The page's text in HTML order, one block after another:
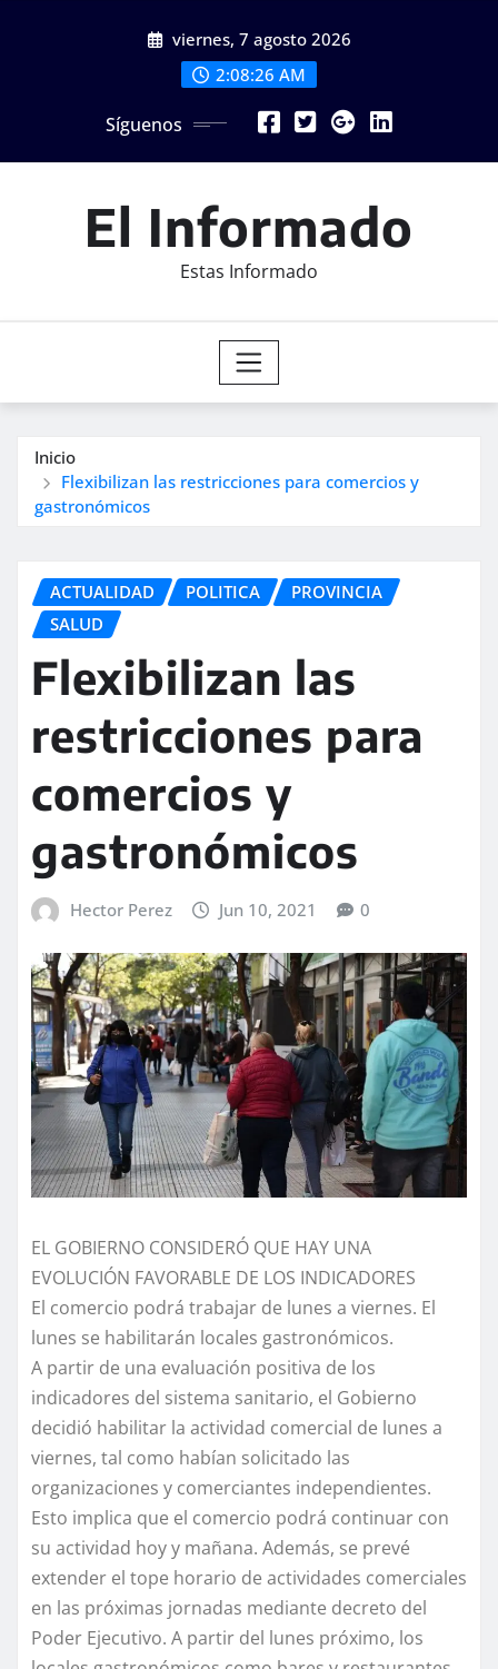
viernes, 7 agosto 2026
2:08:27 AM
Síguenos
El Informado
Estas Informado
Inicio
Flexibilizan las restricciones para comercios y
gastronómicos
ACTUALIDAD POLITICA
PROVINCIA
SALUD
Flexibilizan las
restricciones para
comercios y
gastronómicos
Hector Perez Jun 10, 2021 0
EL GOBIERNO CONSIDERÓ QUE HAY UNA
EVOLUCIÓN FAVORABLE DE LOS INDICADORES
El comercio podrá trabajar de lunes a viernes. El
lunes se habilitarán locales gastronómicos.
A partir de una evaluación positiva de los
indicadores del sistema sanitario, el Gobierno
decidió habilitar la actividad comercial de lunes a
viernes, tal como habían solicitado las
organizaciones y comerciantes independientes.
Esto implica que el comercio podrá continuar con
su actividad hoy y mañana. Además, se prevé
extender el tope horario de actividades comerciales
en las próximas jornadas mediante decreto del
Poder Ejecutivo. A partir del lunes próximo, los